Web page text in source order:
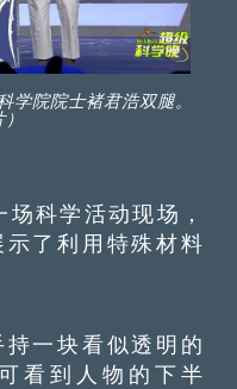
学院院士褚君浩双腿。
科学活动现场，
了利用特殊材料
一块看似透明的
看到人物的下半